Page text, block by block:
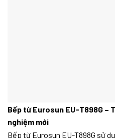
Bếp từ Eurosun EU-T898G –
nghiệm mới
Bếp từ Eurosun EU-T898G sử